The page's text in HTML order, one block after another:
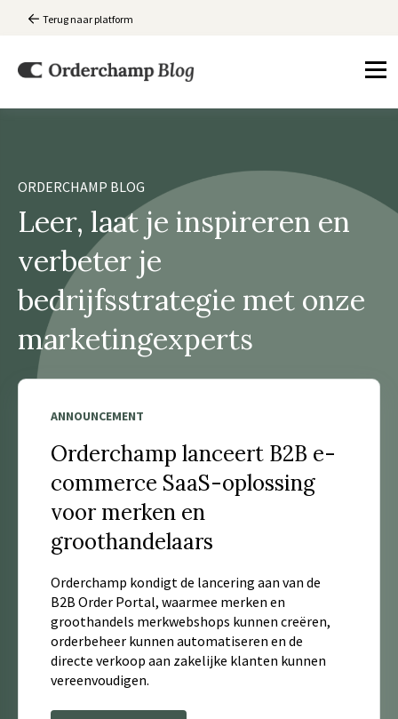
Terug naar platform
ORDERCHAMP BLOG
Leer, laat je inspireren en
verbeter je
bedrijfsstrategie met onze
marketingexperts
ANNOUNCEMENT
Orderchamp lanceert B2B e-
commerce SaaS-oplossing
voor merken en
groothandelaars
Orderchamp kondigt de lancering aan van de
B2B Order Portal, waarmee merken en
groothandels merkwebshops kunnen creëren,
orderbeheer kunnen automatiseren en de
directe verkoop aan zakelijke klanten kunnen
vereenvoudigen.